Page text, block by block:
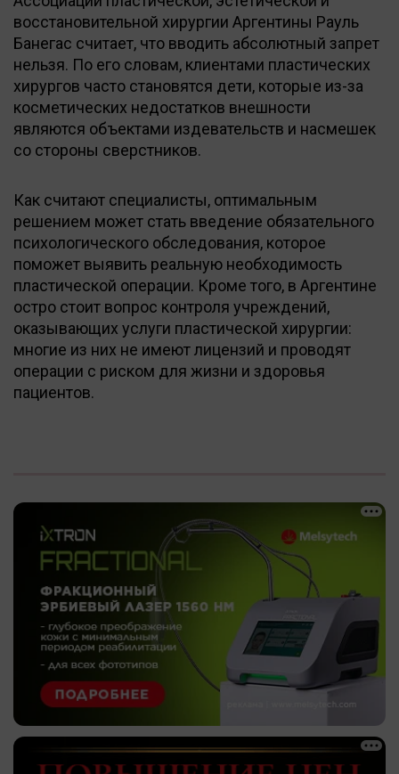
восстановительной хирургии Аргентины Рауль
Банегас считает, что вводить абсолютный запрет
нельзя. По его словам, клиентами пластических
хирургов часто становятся дети, которые из-за
косметических недостатков внешности
являются объектами издевательств и насмешек
со стороны сверстников.
Как считают специалисты, оптимальным
решением может стать введение обязательного
психологического обследования, которое
поможет выявить реальную необходимость
пластической операции. Кроме того, в Аргентине
остро стоит вопрос контроля учреждений,
оказывающих услуги пластической хирургии:
многие из них не имеют лицензий и проводят
операции с риском для жизни и здоровья
пациентов.